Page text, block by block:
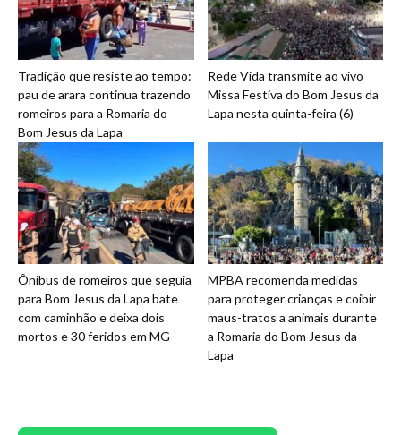
Tradição que resiste ao tempo:
pau de arara continua trazendo
romeiros para a Romaria do
Bom Jesus da Lapa
Rede Vida transmite ao vivo
Missa Festiva do Bom Jesus da
Lapa nesta quinta-feira (6)
Ônibus de romeiros que seguia
para Bom Jesus da Lapa bate
com caminhão e deixa dois
mortos e 30 feridos em MG
MPBA recomenda medidas
para proteger crianças e coibir
maus-tratos a animais durante
a Romaria do Bom Jesus da
Lapa